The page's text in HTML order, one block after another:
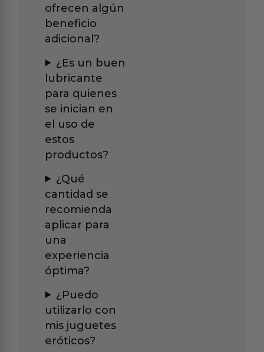
ofrecen algún
beneficio
adicional?
¿Es un buen
lubricante
para quienes
se inician en
el uso de
estos
productos?
¿Qué
cantidad se
recomienda
aplicar para
una
experiencia
óptima?
¿Puedo
utilizarlo con
mis juguetes
eróticos?